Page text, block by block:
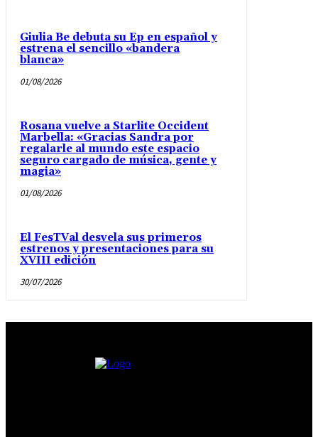
Giulia Be debuta su Ep en español y
estrena el sencillo «bandera
blanca»
01/08/2026
Rosana vuelve a Starlite Occident
Marbella: «Gracias Sandra por
regalarle al mundo este espacio
seguro cargado de música, gente y
magia»
01/08/2026
El FesTVal desvela sus primeros
estrenos y presentaciones para su
XVIII edición
30/07/2026